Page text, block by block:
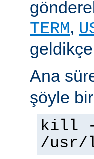
TERM,
geldikçe
Ana
şöyle
kill -
/usr/